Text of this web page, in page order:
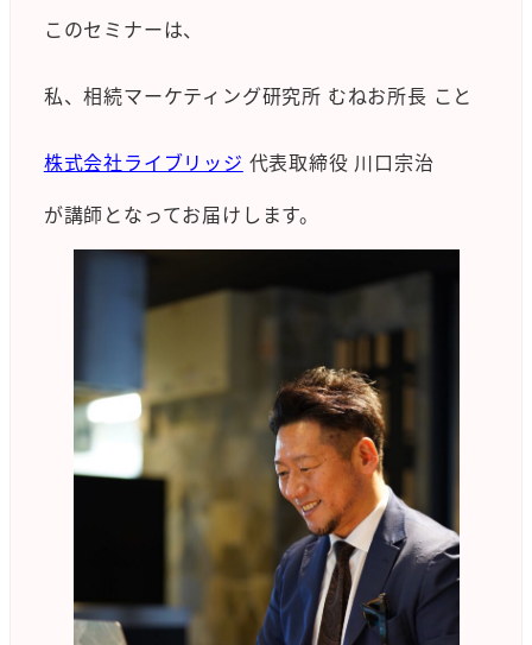
このセミナーは、
私、相続マーケティング研究所 むねお所長 こと
株式会社ライブリッジ 代表取締役 川口宗治
が講師となってお届けします。